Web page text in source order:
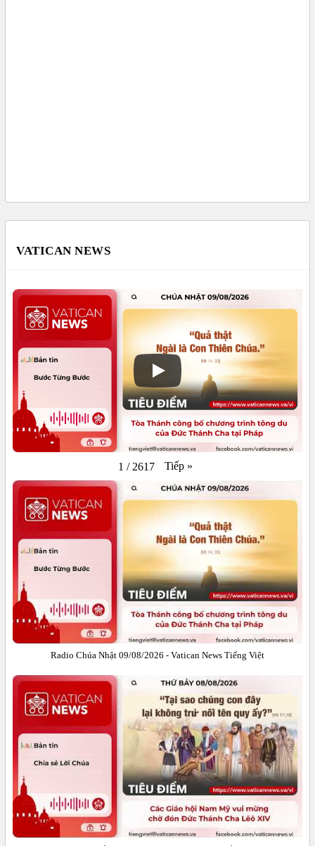
VATICAN NEWS
1 / 2617 Tiếp »
Radio Chúa Nhật 09/08/2026 - Vatican News Tiếng Việt